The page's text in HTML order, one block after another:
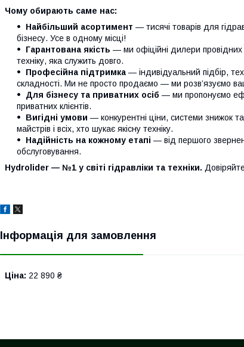
Чому обирають саме нас:
Найбільший асортимент — тисячі товарів для
бізнесу. Усе в одному місці!
Гарантована якість — ми офіційні дилери
техніку, яка служить довго.
Професійна підтримка — індивідуальний підбір,
складності. Ми не просто продаємо — ми розв’язуємо
Для бізнесу та приватних осіб — ми пропонуємо
приватних клієнтів.
Вигідні умови — конкурентні ціни, системи знижок та
майстрів і всіх, хто шукає якісну техніку.
Надійність на кожному етапі — від першого
обслуговування.
Hydrolider — №1 у світі гідравліки та техніки.
Інформація для замовлення
Ціна: 22 890 ₴